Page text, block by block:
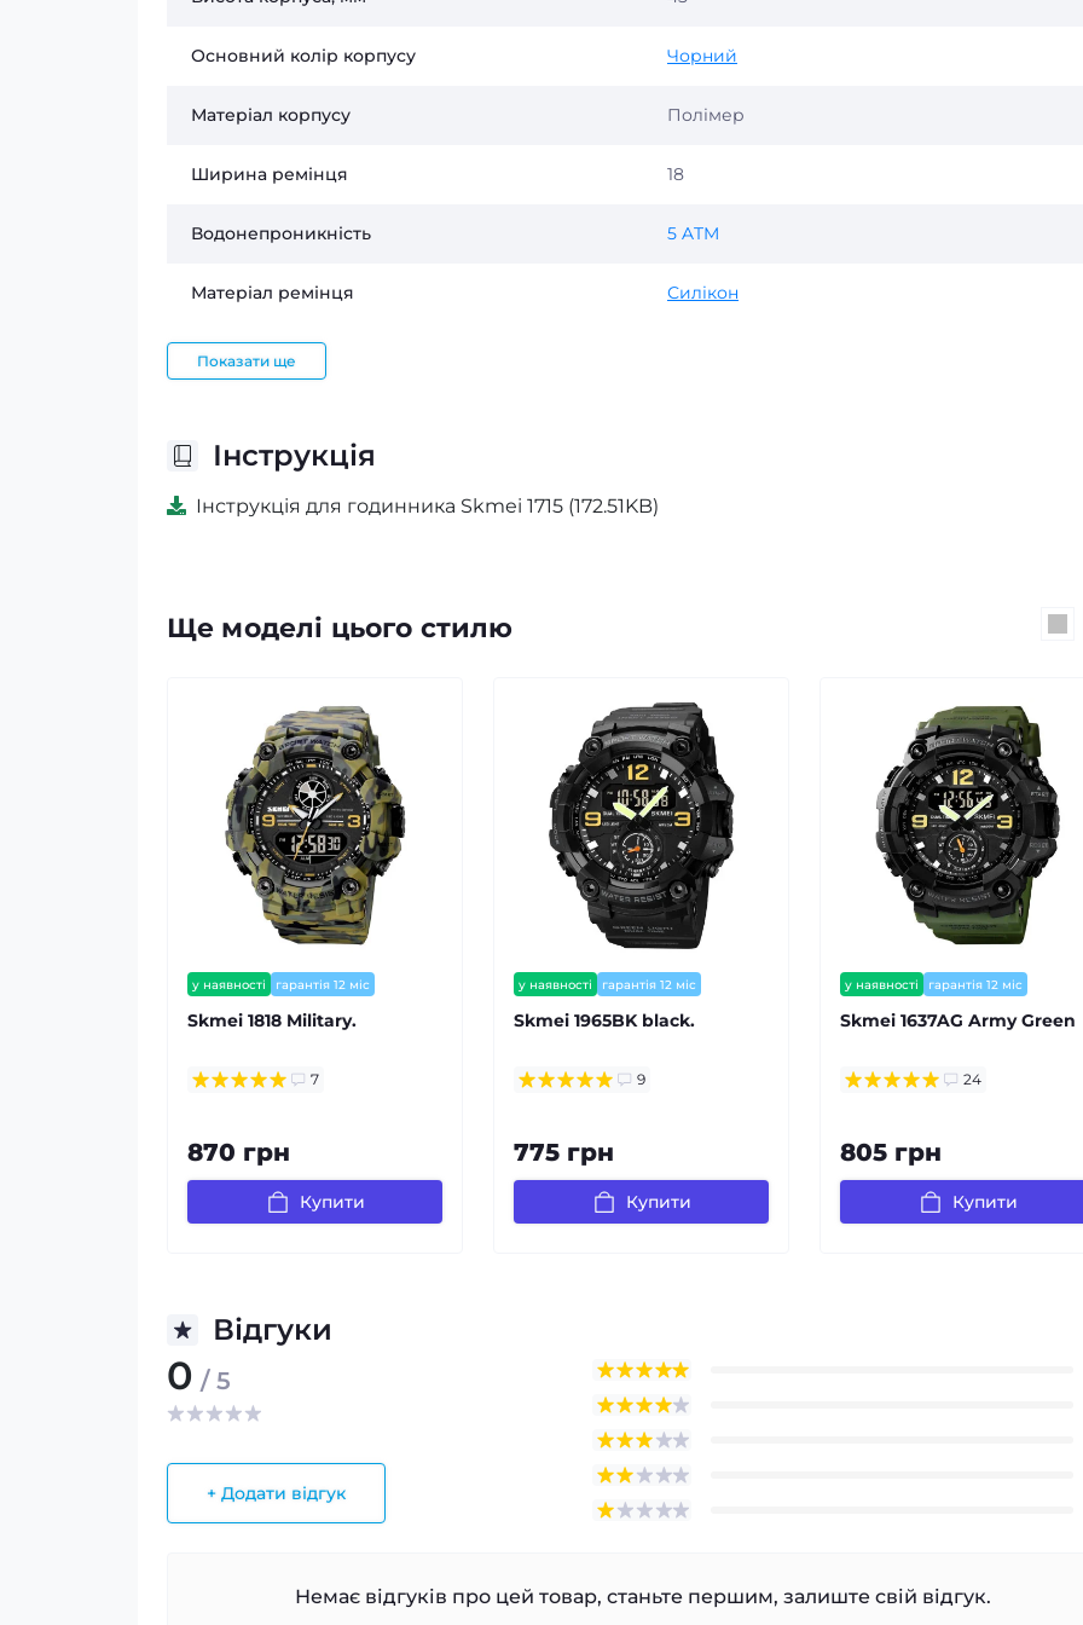
Основний колір корпусу Чорний
Матеріал корпусу Полімер
Ширина ремінця 18
Водонепроникність 5 ATM
Матеріал ремінця Силікон
Показати ще
Інструкція
Інструкція для годинника Skmei 1715 (172.51KB)
Ще моделі цього стилю
у наявності гарантія 12 міс
Skmei 1818 Military.
7
870 грн
Купити
у наявності гарантія 12 міс
Skmei 1965BK black.
9
775 грн
Купити
у наявності
гарантія 12 міс
Skmei 1637AG Army Green
24
805 грн
Купити
Відгуки
0 / 5
+ Додати відгук
Немає відгуків про цей товар, станьте першим, залиште свій відгук.